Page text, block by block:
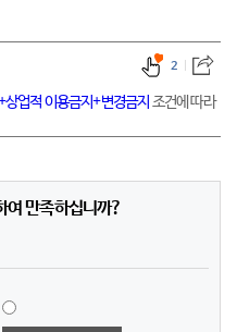
업적 이용금지+변경금지 조건에 따라
2
여 만족하십니까?